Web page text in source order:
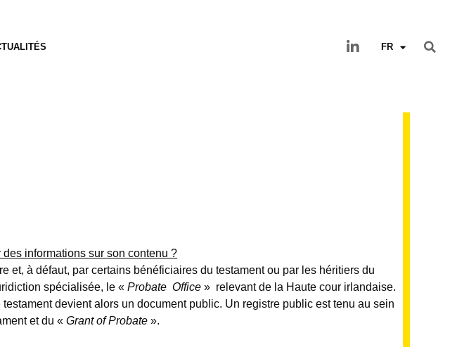
FR
des informations sur son contenu ?
et, à défaut, par certains bénéficiaires du testament ou par les héritiers du
spécialisée, le « Probate Office » relevant de la Haute cour irlandaise.
devient alors un document public. Un registre public est tenu au sein
et du « Grant of Probate ».